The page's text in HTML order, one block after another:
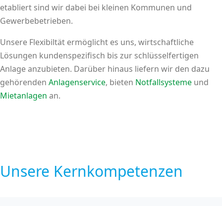
etabliert sind wir dabei bei kleinen Kommunen und
Gewerbebetrieben.
Unsere Flexibiltät ermöglicht es uns, wirtschaftliche
Lösungen kundenspezifisch bis zur schlüsselfertigen
Anlage anzubieten. Darüber hinaus liefern wir den dazu
gehörenden Anlagenservice, bieten Notfallsysteme und
Mietanlagen an.
Unsere Kernkompetenzen